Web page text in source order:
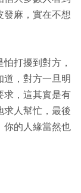
發麻，實在不想
打擾到對方，
道，對方一旦明
求，這其實是有
求人幫忙，最後
你的人緣當然也